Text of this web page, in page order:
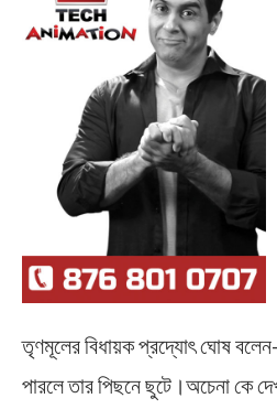
তৃণমূলের বিধায়ক প্রদ্যোৎ ঘোষ
পারলে তার পিছনে ছুটে।অচেনা কে